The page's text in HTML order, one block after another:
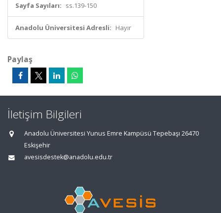
Sayfa Sayıları: ss.139-150
Anadolu Üniversitesi Adresli: Hayır
Paylaş
İletişim Bilgileri
Anadolu Üniversitesi Yunus Emre Kampüsü Tepebaşı 26470
Eskişehir
avesisdestek@anadolu.edu.tr